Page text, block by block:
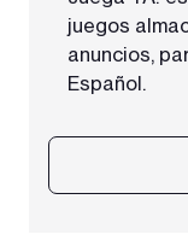
juegos
anuncios,
Español.